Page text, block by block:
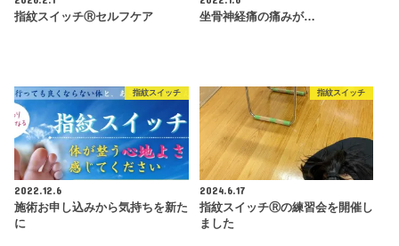
指紋スイッチⓇセルフケア
坐骨神経痛の痛みが…
指紋スイッチ
2022.12.6
施術お申し込みから気持ちを新た
に
指紋スイッチ
2024.6.17
指紋スイッチⓇの練習会を開催し
ました